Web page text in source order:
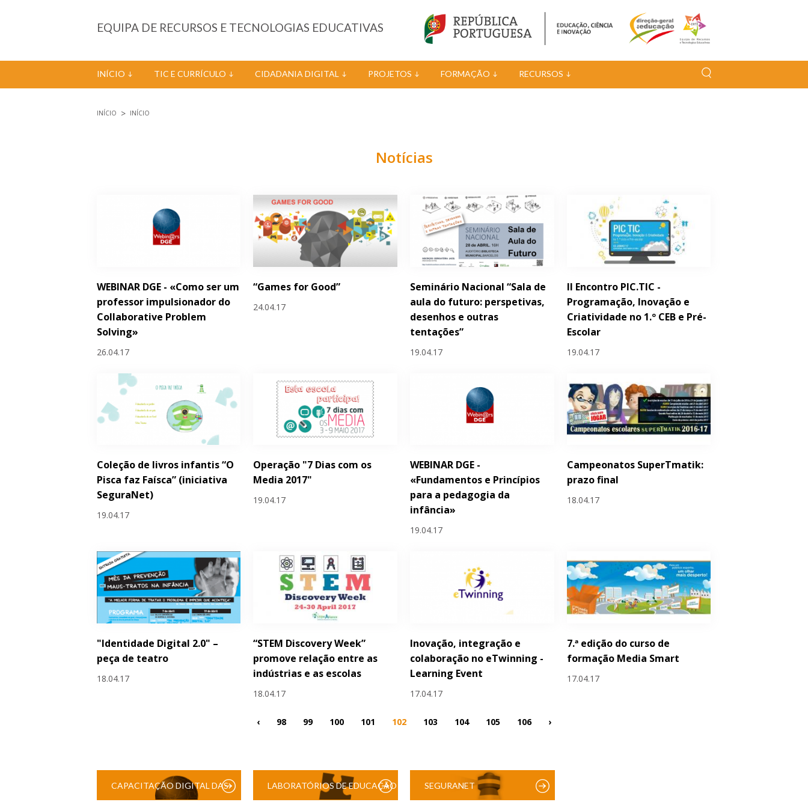
EQUIPA DE RECURSOS E TECNOLOGIAS EDUCATIVAS
INÍCIO TIC E CURRÍCULO CIDADANIA DIGITAL PROJETOS FORMAÇÃO RECURSOS
INÍCIO INÍCIO
Notícias
WEBINAR DGE - «Como ser um
professor impulsionador do
Collaborative Problem
Solving»
26.04.17
“Games for Good”
24.04.17
Seminário Nacional “Sala de
aula do futuro: perspetivas,
desenhos e outras
tentações”
19.04.17
II Encontro PIC.TIC -
Programação, Inovação e
Criatividade no 1.º CEB e Pré-
Escolar
19.04.17
Coleção de livros infantis “O
Pisca faz Faísca” (iniciativa
SeguraNet)
19.04.17
Operação "7 Dias com os
Media 2017"
19.04.17
WEBINAR DGE -
«Fundamentos e Princípios
para a pedagogia da
infância»
19.04.17
Campeonatos SuperTmatik:
prazo final
18.04.17
"Identidade Digital 2.0" –
peça de teatro
18.04.17
“STEM Discovery Week”
promove relação entre as
indústrias e as escolas
18.04.17
Inovação, integração e
colaboração no eTwinning -
Learning Event
17.04.17
7.ª edição do curso de
formação Media Smart
17.04.17
Páginas
‹ 98 99 100 101 102 103 104 105 106 ›
CAPACITAÇÃO DIGITAL DAS LABORATÓRIOS DE EDUCAÇÃO SEGURANET